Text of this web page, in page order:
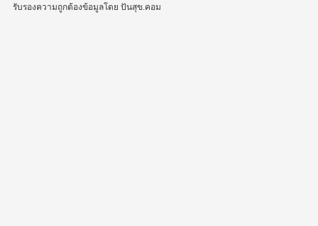
รับรองความถูกต้องข้อมูลโดย ปันสุข.คอม